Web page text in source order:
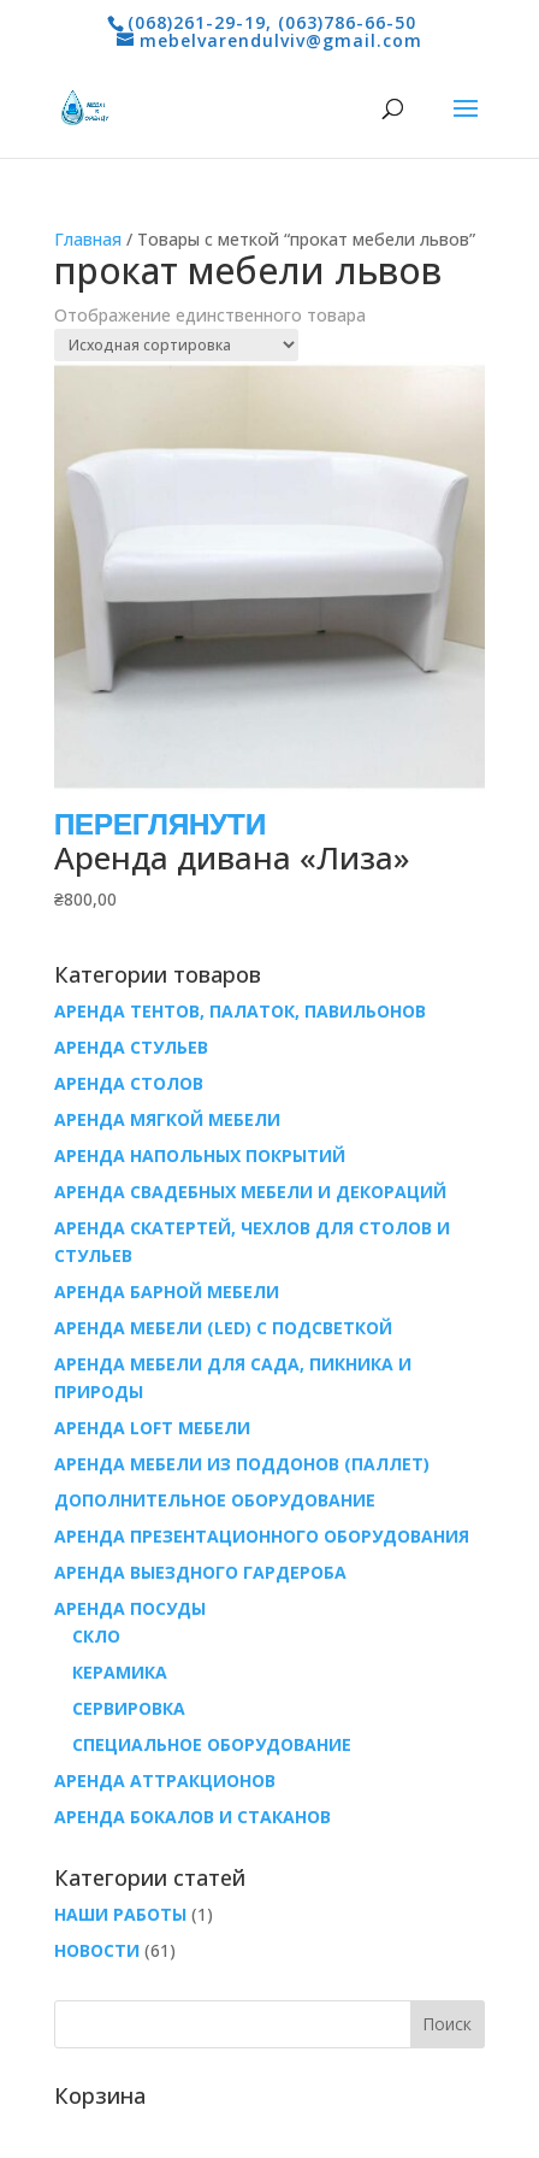
(068)261-29-19, (063)786-66-50
mebelvarendulviv@gmail.com
Главная / Товары с меткой “прокат мебели львов”
прокат мебели львов
Отображение единственного товара
Аренда дивана «Лиза»
₴800,00
Категории товаров
АРЕНДА ТЕНТОВ, ПАЛАТОК, ПАВИЛЬОНОВ
AРЕНДА СТУЛЬЕВ
AРЕНДА СТОЛОВ
АРЕНДА МЯГКОЙ МЕБЕЛИ
АРЕНДА НАПОЛЬНЫХ ПОКРЫТИЙ
АРЕНДА СВАДЕБНЫХ МЕБЕЛИ И ДЕКОРАЦИЙ
АРЕНДА СКАТЕРТЕЙ, ЧЕХЛОВ ДЛЯ СТОЛОВ И
СТУЛЬЕВ
АРЕНДА БАРНОЙ МЕБЕЛИ
АРЕНДА МЕБЕЛИ (LED) С ПОДСВЕТКОЙ
АРЕНДА МЕБЕЛИ ДЛЯ САДА, ПИКНИКА И
ПРИРОДЫ
АРЕНДА LOFT МЕБЕЛИ
АРЕНДА МЕБЕЛИ ИЗ ПОДДОНОВ (ПАЛЛЕТ)
ДОПОЛНИТЕЛЬНОЕ ОБОРУДОВАНИЕ
АРЕНДА ПРЕЗЕНТАЦИОННОГО ОБОРУДОВАНИЯ
АРЕНДА ВЫЕЗДНОГО ГАРДЕРОБА
AРЕНДА ПОСУДЫ
СКЛО
КЕРАМИКА
СЕРВИРОВКА
СПЕЦИАЛЬНОЕ ОБОРУДОВАНИЕ
АРЕНДА АТТРАКЦИОНОВ
АРЕНДА БОКАЛОВ И СТАКАНОВ
Категории статей
НАШИ РАБОТЫ(1)
НОВОСТИ(61)
Корзина